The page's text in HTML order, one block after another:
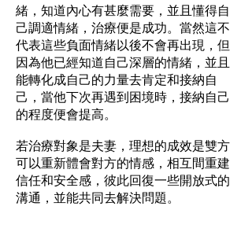
緒，知道內心有甚麼需要，並且懂得自
己調適情緒，治療便是成功。當然這不
代表這些負面情緒以後不會再出現，但
因為他已經知道自己深層的情緒，並且
能轉化成自己的力量去肯定和接納自
己，當他下次再遇到困境時，接納自己
的程度便會提高。
若治療對象是夫妻，理想的成效是雙方
可以重新體會對方的情感，相互間重建
信任和安全感，彼此回復一些開放式的
溝通，並能共同去解決問題。